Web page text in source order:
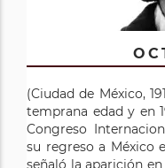
(Ciudad de México,
temprana edad y en
Congreso
su regreso a México
señaló la aparición